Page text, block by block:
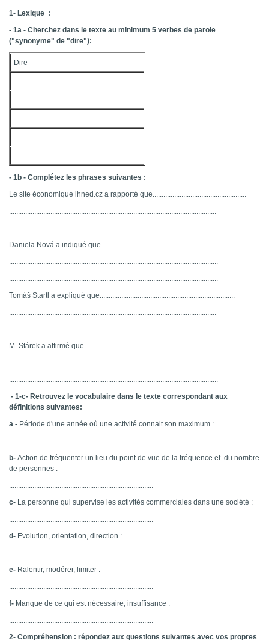
1- Lexique :
- 1a - Cherchez dans le texte au minimum 5 verbes de parole
("synonyme" de "dire"):
Dire
- 1b - Complétez les phrases suivantes :
Le site économique ihned.cz a rapporté que....................................................
...................................................................................................................
....................................................................................................................
Daniela Nová a indiqué que............................................................................
....................................................................................................................
....................................................................................................................
Tomáš Startl a expliqué que...........................................................................
...................................................................................................................
....................................................................................................................
M. Stárek a affirmé que.................................................................................
...................................................................................................................
....................................................................................................................
- 1-c- Retrouvez le vocabulaire dans le texte correspondant aux
définitions suivantes:
a - Période d'une année où une activité connait son maximum :
................................................................................
b- Action de fréquenter un lieu du point de vue de la fréquence et du nombre
de personnes :
................................................................................
c- La personne qui supervise les activités commerciales dans une société :
................................................................................
d- Evolution, orientation, direction :
................................................................................
e- Ralentir, modérer, limiter :
................................................................................
f- Manque de ce qui est nécessaire, insuffisance :
................................................................................
2- Compréhension : répondez aux questions suivantes avec vos propres